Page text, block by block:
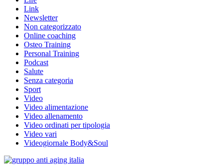
Link
Newsletter
Non categorizzato
Online coaching
Osteo Training
Personal Training
Podcast
Salute
Senza categoria
Sport
Video
Video alimentazione
Video allenamento
Video ordinati per tipologia
Video vari
Videogiornale Body&Soul